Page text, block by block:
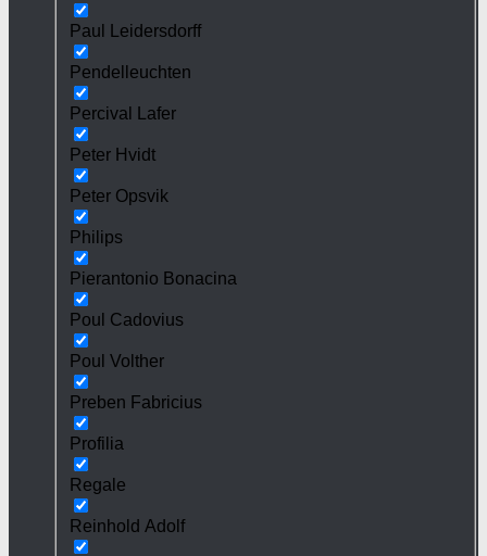
Paul Leidersdorff
Pendelleuchten
Percival Lafer
Peter Hvidt
Peter Opsvik
Philips
Pierantonio Bonacina
Poul Cadovius
Poul Volther
Preben Fabricius
Profilia
Regale
Reinhold Adolf